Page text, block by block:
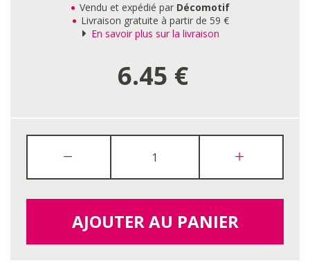
Vendu et expédié par Décomotif
Livraison gratuite à partir de 59 €
En savoir plus sur la livraison
6.45 €
AJOUTER AU PANIER